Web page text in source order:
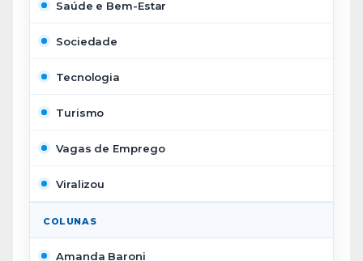
Saúde e Bem-Estar
Sociedade
Tecnologia
Turismo
Vagas de Emprego
Viralizou
COLUNAS
Amanda Baroni